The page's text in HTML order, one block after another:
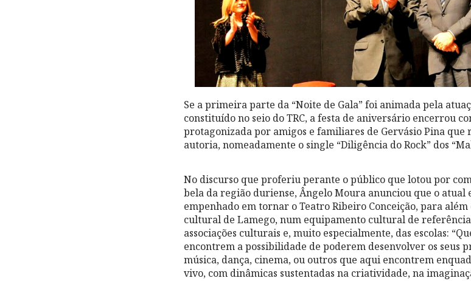
Se a primeira parte da “Noite de Gala” foi animada pela
constituído no seio do TRC, a festa de aniversário encerrou
protagonizada por amigos e familiares de Gervásio Pina que
autoria, nomeadamente o single “Diligência do Rock” dos
No discurso que proferiu perante o público que lotou por
bela da região duriense, Ângelo Moura anunciou que o atual
empenhado em tornar o Teatro Ribeiro Conceição, para
cultural de Lamego, num equipamento cultural de
associações culturais e, muito especialmente, das escolas:
encontrem a possibilidade de poderem desenvolver os seus
música, dança, cinema, ou outros que aqui encontrem
vivo, com dinâmicas sustentadas na criatividade, na